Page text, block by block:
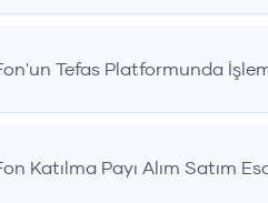
Tefas Platformunda
Katılma Payı Alım Satım